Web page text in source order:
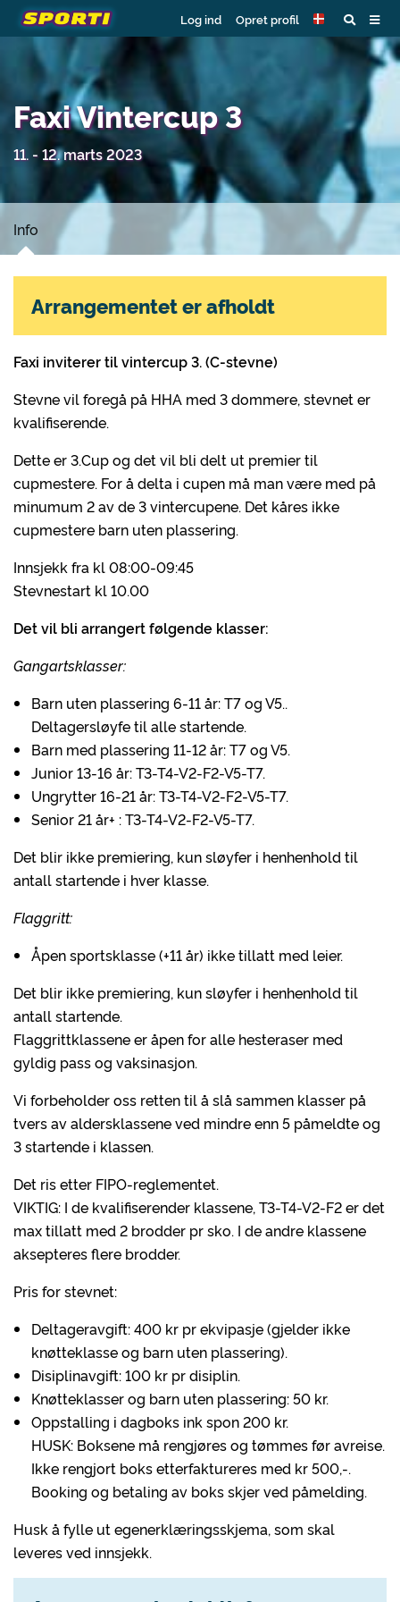
Log ind Opret profil
Faxi Vintercup 3
11. - 12. marts 2023
Info
Faxi inviterer til vintercup 3. (C-stevne)
Stevne vil foregå på HHA med 3 dommere, stevnet er
kvalifiserende.
Dette er 3.Cup og det vil bli delt ut premier til
cupmestere. For å delta i cupen må man være med på
minumum 2 av de 3 vintercupene. Det kåres ikke
cupmestere barn uten plassering.
Innsjekk fra kl 08:00-09:45
Stevnestart kl 10.00
Det vil bli arrangert følgende klasser:
Gangartsklasser:
Barn uten plassering 6-11 år: T7 og V5..
Deltagersløyfe til alle startende.
Barn med plassering 11-12 år: T7 og V5.
Junior 13-16 år: T3-T4-V2-F2-V5-T7.
Ungrytter 16-21 år: T3-T4-V2-F2-V5-T7.
Senior 21 år+ : T3-T4-V2-F2-V5-T7.
Det blir ikke premiering, kun sløyfer i henhenhold til
antall startende i hver klasse.
Flaggritt:
Åpen sportsklasse (+11 år) ikke tillatt med leier.
Det blir ikke premiering, kun sløyfer i henhenhold til
antall startende.
Flaggrittklassene er åpen for alle hesteraser med
gyldig pass og vaksinasjon.
Vi forbeholder oss retten til å slå sammen klasser på
tvers av aldersklassene ved mindre enn 5 påmeldte og
3 startende i klassen.
Det ris etter FIPO-reglementet.
VIKTIG: I de kvalifiserender klassene, T3-T4-V2-F2 er det
max tillatt med 2 brodder pr sko. I de andre klassene
aksepteres flere brodder.
Pris for stevnet:
Deltageravgift: 400 kr pr ekvipasje (gjelder ikke
knøtteklasse og barn uten plassering).
Disiplinavgift: 100 kr pr disiplin.
Knøtteklasser og barn uten plassering: 50 kr.
Oppstalling i dagboks ink spon 200 kr.
HUSK: Boksene må rengjøres og tømmes før avreise.
Ikke rengjort boks etterfaktureres med kr 500,-.
Booking og betaling av boks skjer ved påmelding.
Husk å fylle ut egenerklæringsskjema, som skal
leveres ved innsjekk.
Arrangementet er afholdt